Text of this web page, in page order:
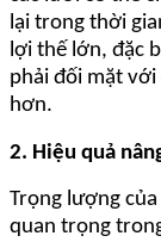
lại trong thời
lợi thế lớn, đặc
phải đối mặt
hơn.
2. Hiệu quả
Trọng lượng
quan trọng